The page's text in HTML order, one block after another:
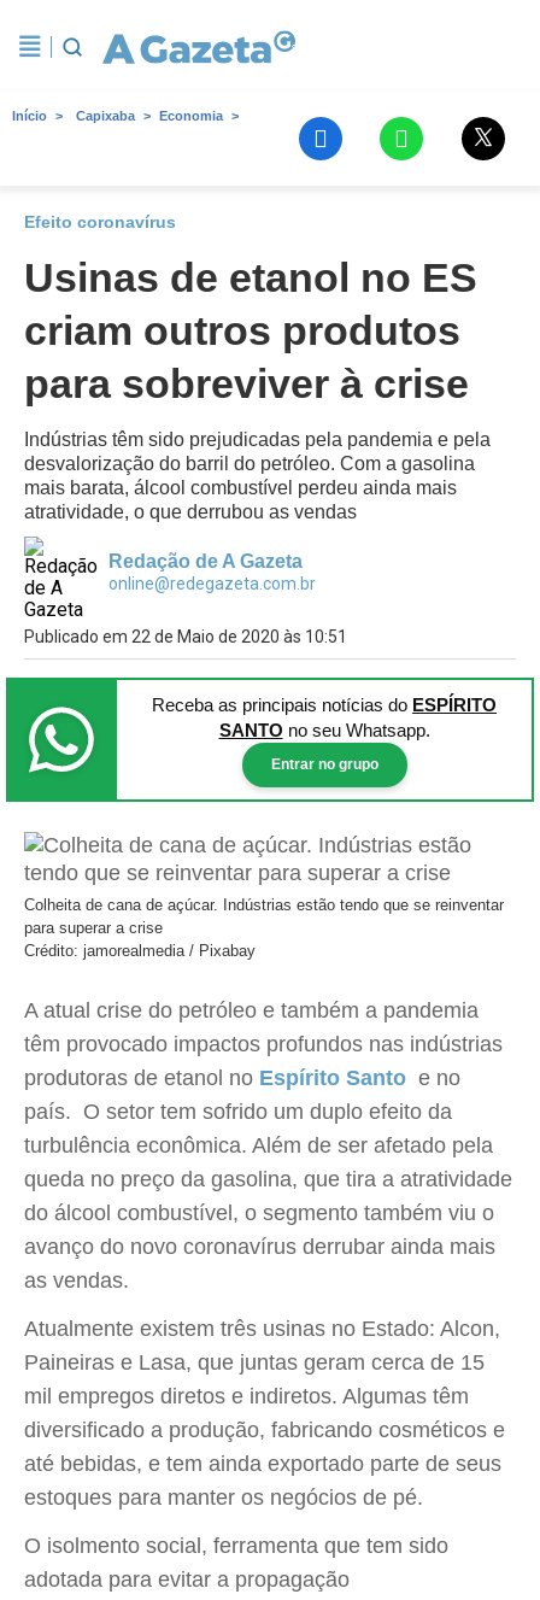
Início Capixaba Economia
Efeito coronavírus
Usinas de etanol no ES
criam outros produtos
para sobreviver à crise
Indústrias têm sido prejudicadas pela pandemia e pela
desvalorização do barril do petróleo. Com a gasolina
mais barata, álcool combustível perdeu ainda mais
atratividade, o que derrubou as vendas
Redação de A Gazeta
online@redegazeta.com.br
Publicado em 22 de Maio de 2020 às 10:51
Receba as principais notícias do ESPÍRITO
SANTO no seu Whatsapp.
Entrar no grupo
Colheita de cana de açúcar. Indústrias estão tendo que se reinventar
para superar a crise
Crédito: jamorealmedia / Pixabay
A atual crise do petróleo e também a pandemia
têm provocado impactos profundos nas indústrias
produtoras de etanol no Espírito Santo e no
país. O setor tem sofrido um duplo efeito da
turbulência econômica. Além de ser afetado pela
queda no preço da gasolina, que tira a atratividade
do álcool combustível, o segmento também viu o
avanço do novo coronavírus derrubar ainda mais
as vendas.
Atualmente existem três usinas no Estado: Alcon,
Paineiras e Lasa, que juntas geram cerca de 15
mil empregos diretos e indiretos. Algumas têm
diversificado a produção, fabricando cosméticos e
até bebidas, e tem ainda exportado parte de seus
estoques para manter os negócios de pé.
O isolmento social, ferramenta que tem sido
adotada para evitar a propagação